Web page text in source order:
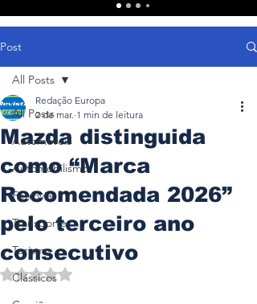
Post
All Posts
Automóveis
Automobilismo
Ferrovia
Transporte
Turismo
Clássicos
All Posts
Mazda distinguida
como “Marca
Recomendada 2026”
pelo terceiro ano
consecutivo
Redação Europa
2 de mar. 1 min de leitura
Avaliado com NaN de 5 estrelas.